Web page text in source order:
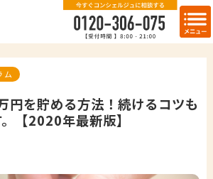
ム
円を貯める方法！続けるコツも
【2020年最新版】